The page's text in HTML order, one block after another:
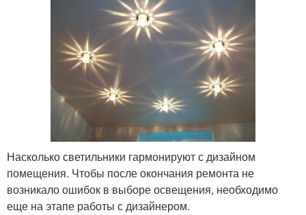
Насколько светильники гармонируют с дизайном
помещения. Чтобы после окончания ремонта не
возникало ошибок в выборе освещения, необходимо
еще на этапе работы с дизайнером.